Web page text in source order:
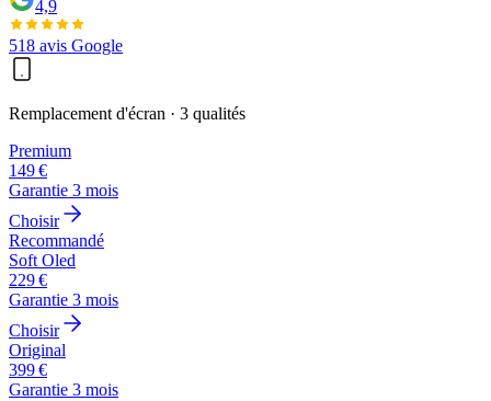
4,9
518 avis Google
Remplacement d'écran · 3 qualités
Premium
149€
Garantie 3 mois
Choisir
Recommandé
Soft Oled
229€
Garantie 3 mois
Choisir
Original
399€
Garantie 3 mois